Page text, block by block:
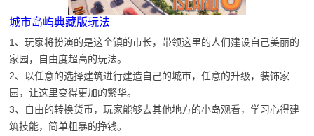
城市岛屿典藏版玩法
1、玩家将扮演的是这个镇的市长，带领这里的人们建设自己美丽的
家园，自由度超高的玩法。
2、以任意的选择建筑进行建造自己的城市，任意的升级，装饰家
园，让这里变得更加的繁华。
3、自由的转换货币，玩家能够去其他地方的小岛观看，学习心得建
筑技能，简单粗暴的挣钱。